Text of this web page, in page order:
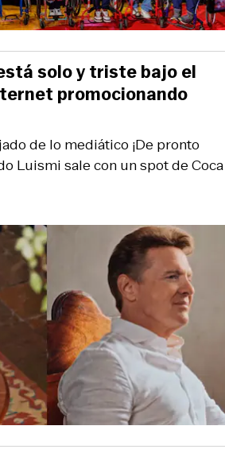
de lo mediático ¡De pronto
Luismi sale con un spot de Coca
solo y triste bajo el
promocionando